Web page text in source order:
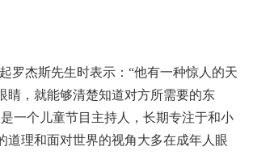
罗杰斯先生时表示：“他有一种惊人的天
睛，就能够清楚知道对方所需要的东
一个儿童节目主持人，长期专注于和小
道理和面对世界的视角大多在成年人眼